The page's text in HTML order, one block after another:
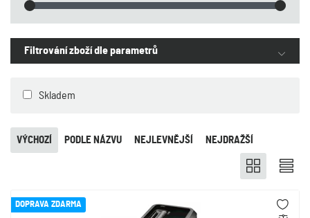
Filtrování zboží dle parametrů
Skladem
NEJLEVNĚJŠÍ NEJDRAŽŠÍ
PODLE NÁZVU
VÝCHOZÍ
DOPRAVA ZDARMA